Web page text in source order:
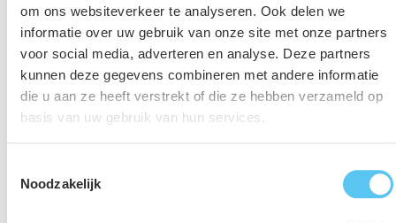
om ons websiteverkeer te analyseren. Ook delen we
informatie over uw gebruik van onze site met onze partners
voor social media, adverteren en analyse. Deze partners
kunnen deze gegevens combineren met andere informatie
die u aan ze heeft verstrekt of die ze hebben verzameld op
basis van uw gebruik van hun services.
Noodzakelijk
het landschap. Samen met jou kijken we hoe een
perceel kan aansluiten bij bestaande
landschappelijke structuren en kenmerken.
Natuurinclusief beplantingsplan:We voorzien je van
een beplantingsplan waarmee bijvoorbeeld
voedsel hebben of helpen je de bij de selectie van de
Zo creëren we in de